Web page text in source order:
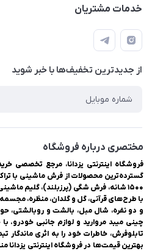
اینترنتی یزدانا
حساب کاربری
لیست محصولات
درباره ما
خدمات مشتریان
راهنمای ثبت سفارش
حریم خصوصی
سوالات متداول
از جدید‌ترین تخفیف‌ها با‌ خبر شوید
مختصری درباره فروشگاه
فروشگاه اینترنتی یزدانا، مرجع تخصصی
۱۵۰۰ شانه، فرش شگی (پرزبلند)، گلیم
با طرح‌های قرآنی، گل و گلدان، منظره،
و دو نفره، شال مبل، بالشت و روبالشتی،
چینی میبد مروارید و لوازم جانبی خودرو.
تابلوفرش، خاطرات خود را به اثری ماندگار
بهترین قیمت‌ها در فروشگاه اینترنتی یزدانا